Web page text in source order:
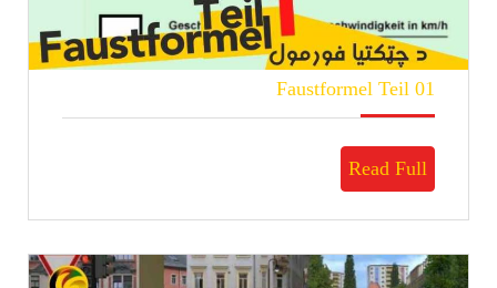
Faustformel Teil 01
Faustformel
Teil
01
Read Full
Read
Full